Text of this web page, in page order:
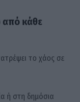
κάθε
το χάος σε
ή στη δημόσια